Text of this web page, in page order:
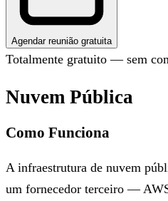
Agendar reunião gratuita
Totalmente gratuito — sem
Nuvem Pública
Como Funciona
A infraestrutura de nuvem
um fornecedor terceiro —